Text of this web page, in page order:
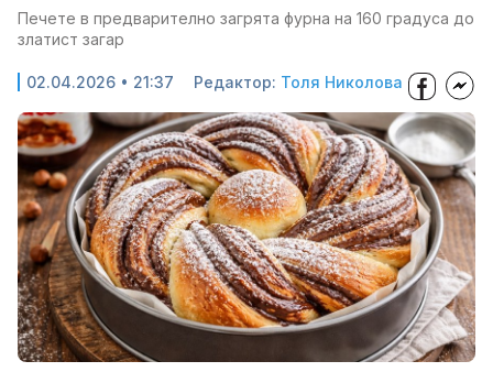
Печете в предварително загрята фурна на 160 градуса до
златист загар
02.04.2026 • 21:37 Редактор: Толя Николова